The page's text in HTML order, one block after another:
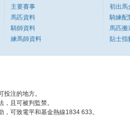
主要賽事
馬匹資料
騎師資料
練馬師資料
初出馬
騎練配
馬匹搬
貼士指
注的地方。
且可被判監禁。
可致電平和基金熱線1834 633。